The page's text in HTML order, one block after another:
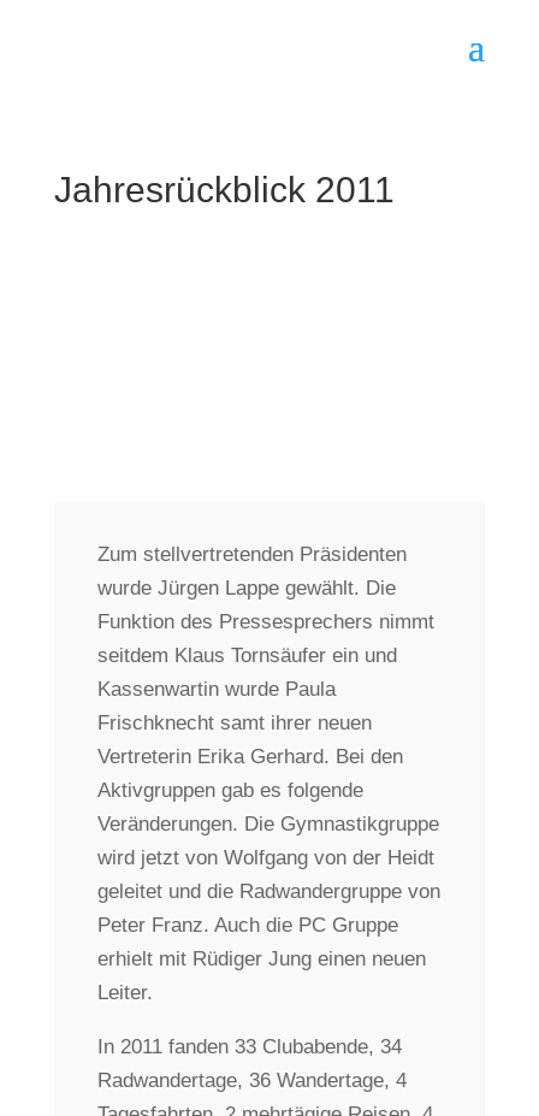
Jahresrückblick 2011
Zum stellvertretenden Präsidenten
wurde Jürgen Lappe gewählt. Die
Funktion des Pressesprechers nimmt
seitdem Klaus Tornsäufer ein und
Kassenwartin wurde Paula
Frischknecht samt ihrer neuen
Vertreterin Erika Gerhard. Bei den
Aktivgruppen gab es folgende
Veränderungen. Die Gymnastikgruppe
wird jetzt von Wolfgang von der Heidt
geleitet und die Radwandergruppe von
Peter Franz. Auch die PC Gruppe
erhielt mit Rüdiger Jung einen neuen
Leiter.
In 2011 fanden 33 Clubabende, 34
Radwandertage, 36 Wandertage, 4